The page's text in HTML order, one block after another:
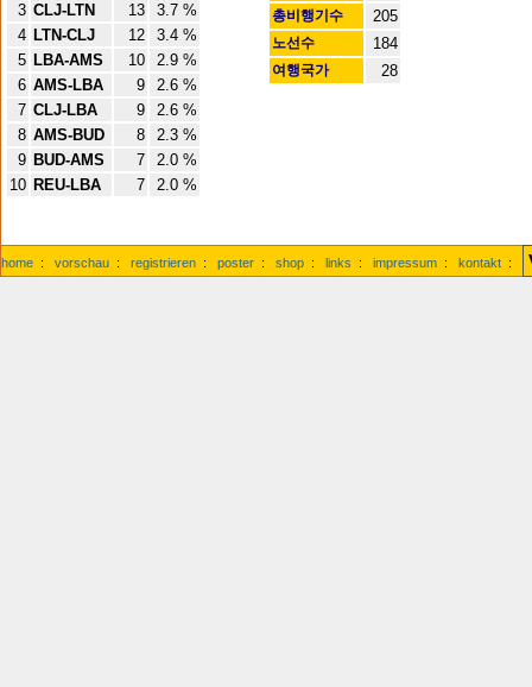
3 CLJ-LTN 13
3.7 %
4 LTN-CLJ 12
3.4 %
5 LBA-AMS 10
2.9 %
6 AMS-LBA 9
2.6 %
7 CLJ-LBA 9
2.6 %
8 AMS-BUD 8
2.3 %
9 BUD-AMS 7
2.0 %
10 REU-LBA 7 2.0 %
총비행기수 205
노선수 184
여행국가 28
home : vorschau : registrieren : poster : shop : links : impressum : kontakt :